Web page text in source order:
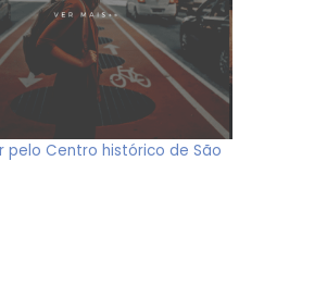
pelo Centro histórico de São